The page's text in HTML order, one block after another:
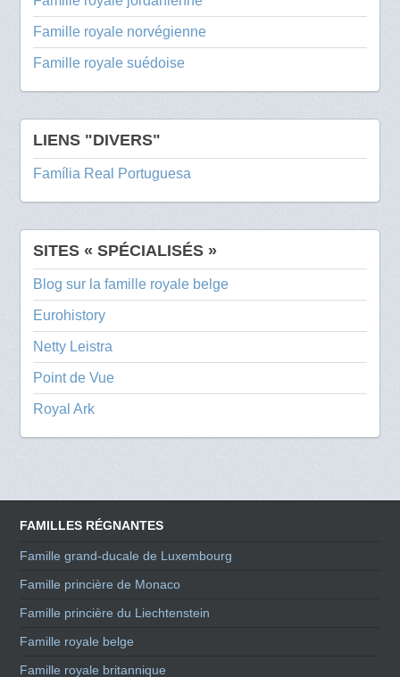
Famille royale norvégienne
Famille royale suédoise
LIENS "DIVERS"
Família Real Portuguesa
SITES « SPÉCIALISÉS »
Blog sur la famille royale belge
Eurohistory
Netty Leistra
Point de Vue
Royal Ark
FAMILLES RÉGNANTES
Famille grand-ducale de Luxembourg
Famille princière de Monaco
Famille princière du Liechtenstein
Famille royale belge
Famille royale britannique